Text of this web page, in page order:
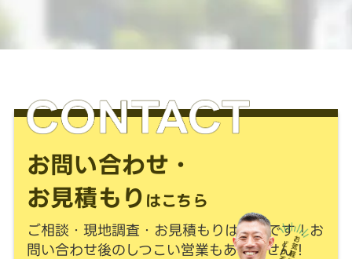
お問い合わせ・
お見積もり はこちら
ご相談・現地調査・お見積もりは無料です！お
問い合わせ後のしつこい営業もありません！